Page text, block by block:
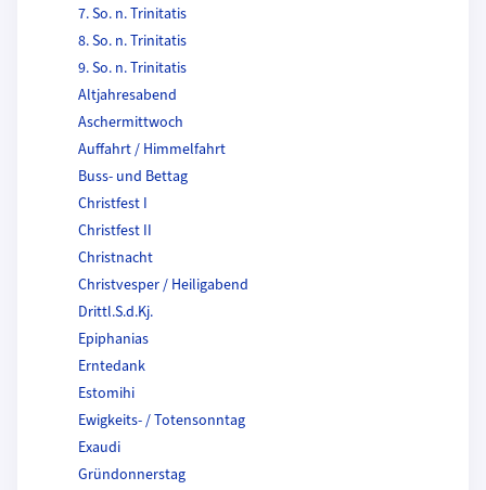
7. So. n. Trinitatis
8. So. n. Trinitatis
9. So. n. Trinitatis
Altjahresabend
Aschermittwoch
Auffahrt / Himmelfahrt
Buss- und Bettag
Christfest I
Christfest II
Christnacht
Christvesper / Heiligabend
Drittl.S.d.Kj.
Epiphanias
Erntedank
Estomihi
Ewigkeits- / Totensonntag
Exaudi
Gründonnerstag